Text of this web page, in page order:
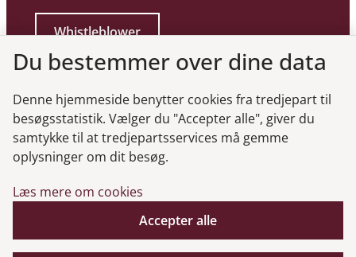
Whistleblower
Genveje
Gå til virksomhedsregisteret
Gå til selskabsmeddelelser
English
Du bestemmer over dine data
Denne hjemmeside benytter cookies fra tredjepart til
besøgsstatistik. Vælger du "Accepter alle", giver du
samtykke til at tredjepartsservices må gemme
oplysninger om dit besøg.
Læs mere om cookies
Accepter alle